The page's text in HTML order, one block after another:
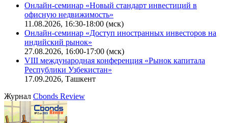
Онлайн-семинар «Новый стандарт инвестиций в
офисную недвижимость»
11.08.2026, 16:30-18:00 (мск)
Онлайн-семинар «Доступ иностранных инвесторов на
индийский рынок»
27.08.2026, 16:00-17:00 (мск)
VIII международная конференция «Рынок капитала
Республики Узбекистан»
17.09.2026, Ташкент
Журнал Cbonds Review